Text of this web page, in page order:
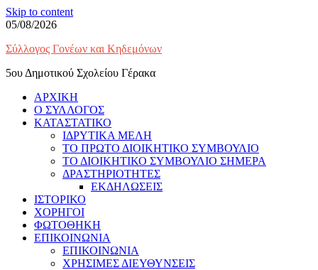
Skip to content
05/08/2026
Σύλλογος Γονέων και Κηδεμόνων
5ου Δημοτικού Σχολείου Γέρακα
ΑΡΧΙΚΗ
Ο ΣΥΛΛΟΓΟΣ
ΚΑΤΑΣΤΑΤΙΚΟ
ΙΔΡΥΤΙΚΑ ΜΕΛΗ
ΤΟ ΠΡΩΤΟ ΔΙΟΙΚΗΤΙΚΟ ΣΥΜΒΟΥΛΙΟ
ΤΟ ΔΙΟΙΚΗΤΙΚΟ ΣΥΜΒΟΥΛΙΟ ΣΗΜΕΡΑ
ΔΡΑΣΤΗΡΙΟΤΗΤΕΣ
ΕΚΔΗΛΩΣΕΙΣ
ΙΣΤΟΡΙΚΟ
ΧΟΡΗΓΟΙ
ΦΩΤΟΘΗΚΗ
ΕΠΙΚΟΙΝΩΝΙΑ
ΕΠΙΚΟΙΝΩΝΙΑ
ΧΡΗΣΙΜΕΣ ΔΙΕΥΘΥΝΣΕΙΣ